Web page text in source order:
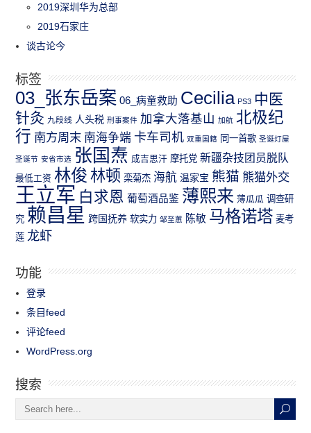
2019深圳华为总部
2019石家庄
谈古论今
标签
03_张东岳案 06_病童救助 Cecilia PS3 中医
针灸 九段线 人头税 刑事案件 加拿大落基山 加航 北极纪
行 南方周末 南海争端 卡车司机 双重国籍 同一首歌 圣诞灯屋
圣诞节 安省市选 张国焘 成吉思汗 摩托党 新疆杂技团员脱队
最低工资 林俊 林顿 栾菊杰 海航 温家宝 熊猫 熊猫外交
王立军 白求恩 葡萄酒品鉴 薄熙来 薄瓜瓜 调查研
究 赖昌星 跨国抚养 软实力 邹至蕙 陈敏 马格诺塔 麦考
莲 龙虾
功能
登录
条目feed
评论feed
WordPress.org
搜索